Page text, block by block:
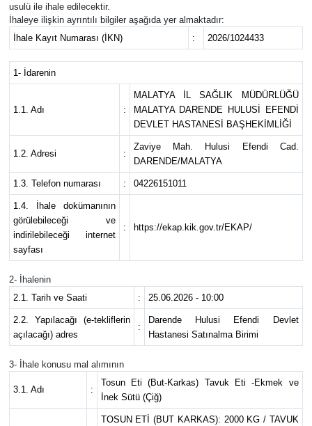
usulü ile ihale edilecektir.
İhaleye ilişkin ayrıntılı bilgiler aşağıda yer almaktadır:
İhale Kayıt Numarası (İKN)
: 2026/1024433
1- İdarenin
1.1. Adı :
MALATYA İL SAĞLIK MÜDÜRLÜĞÜ
MALATYA DARENDE HULUSİ EFENDİ
DEVLET HASTANESİ BAŞHEKİMLİĞİ
1.2. Adresi :
Zaviye Mah. Hulusi Efendi Cad.
DARENDE/MALATYA
1.3. Telefon numarası : 04226151011
1.4. İhale dokümanının
görülebileceği ve
indirilebileceği internet
sayfası
: https://ekap.kik.gov.tr/EKAP/
2- İhalenin
2.1. Tarih ve Saati
: 25.06.2026 - 10:00
2.2. Yapılacağı (e-tekliflerin
açılacağı) adres
:
Darende Hulusi Efendi Devlet
Hastanesi Satınalma Birimi
3- İhale konusu mal alımının
3.1. Adı :
Tosun Eti (But-Karkas) Tavuk Eti -Ekmek ve
İnek Sütü (Çiğ)
TOSUN ETİ (BUT KARKAS): 2000 KG / TAVUK